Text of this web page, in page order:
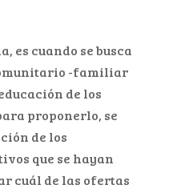
es cuando se busca
-familiar
de los
proponerlo, se
de los
que se hayan
cuál de las ofertas